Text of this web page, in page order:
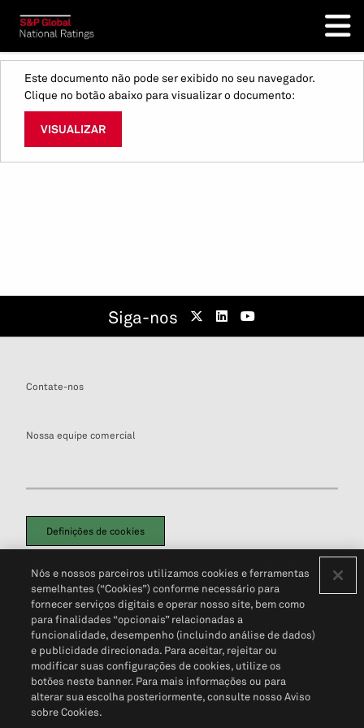
Este documento não pode ser exibido no seu navegador.
Clique no botão abaixo para visualizar o documento:
VISUALIZAR
Siga-nos
Contate-nos
Nossa equipe comercial
Definições de cookies
Política de PrivacidadePortal de privacidade do cliente (em inglês)
Não Venda Minhas Informações Pessoais© 2026 S&P Global
Nós e nossos parceiros utilizamos cookies e ferramentas
semelhantes (“Cookies”) conforme necessário para
fornecer serviços digitais e operar nosso site, bem como
para finalidades “opcionais” relacionadas a
funcionalidade, desempenho (incluindo análise de dados)
e publicidade direcionada. Para aceitar, rejeitar ou
modificar suas configurações de cookies, utilize os
botões neste banner. Para mais informações ou para
alterar sua escolha posteriormente, consulte nosso Aviso
sobre Cookies.